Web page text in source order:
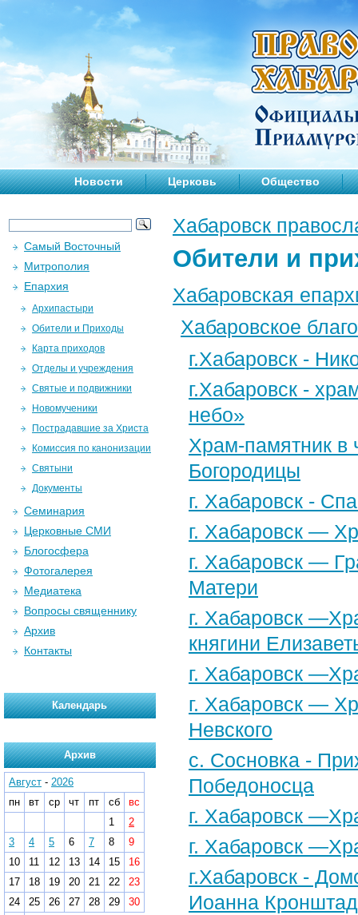
Новости Церковь Общество
Хабаровск
Обители и
Хабаровская
Хабаровское
г.Хабаровск -
г.Хабаровск -
небо»
Храм-памятник в
Богородицы
г. Хабаровск -
г. Хабаровск —
г. Хабаровск —
Матери
г. Хабаровск
княгини
г. Хабаровск
г. Хабаровск —
Невского
с. Сосновка -
Победоносца
г. Хабаровск
г. Хабаровск
г.Хабаровск -
Иоанна
Самый Восточный
Митрополия
Епархия
Архипастыри
Обители и Приходы
Карта приходов
Отделы и учреждения
Святые и подвижники
Новомученики
Пострадавшие за Христа
Комиссия по канонизации
Святыни
Документы
Семинария
Церковные СМИ
Блогосфера
Фотогалерея
Медиатека
Вопросы священнику
Архив
Контакты
Календарь
Архив
Август - 2026
пн
вт ср чт пт сб
вс
1
2
3
4 5 6 7 8
9
10
11 12 13 14 15
16
17
18 19 20 21 22
23
24
25 26 27 28 29
30